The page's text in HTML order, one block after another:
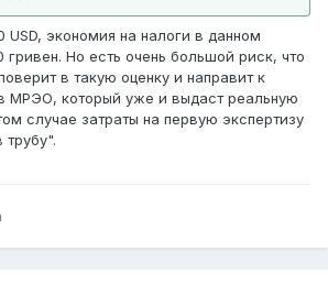
USD, экономия на налоги в данном
гривен. Но есть очень большой риск, что
в такую оценку и направит к
МРЭО, который уже и выдаст реальную
случае затраты на первую экспертизу
трубу".